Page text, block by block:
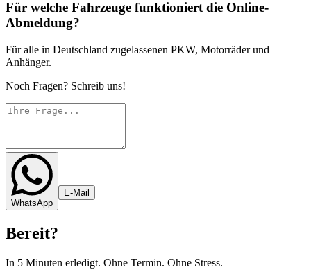
Für welche Fahrzeuge funktioniert die Online-
Abmeldung?
Für alle in Deutschland zugelassenen PKW, Motorräder und
Anhänger.
Noch Fragen? Schreib uns!
WhatsApp
E-Mail
Bereit?
In 5 Minuten erledigt. Ohne Termin. Ohne Stress.